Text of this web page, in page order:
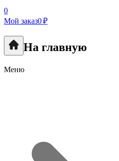
0
Мой заказ0 ₽
На главную
Меню